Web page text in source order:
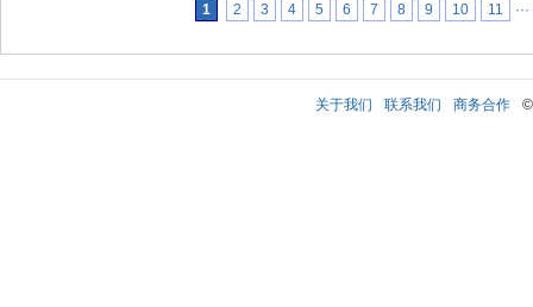
1 2 3 4 5 6 7 8 9 10 11 ···
关于我们 联系我们 商务合作